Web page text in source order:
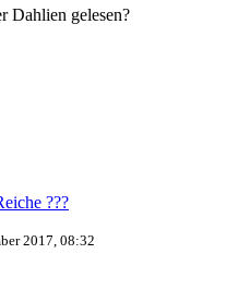
Dahlien gelesen?
???
2017, 08:32